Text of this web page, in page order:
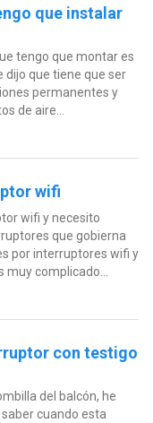
que instalar
tengo que montar es
dijo que tiene que ser
permanentes y
de aire...
wifi
wifi y necesito
que gobierna
por interruptores wifi y
complicado...
con testigo
del balcón, he
cuando esta